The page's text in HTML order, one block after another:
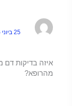
25 ביוני 2026 ב 16:16
מהרופא?